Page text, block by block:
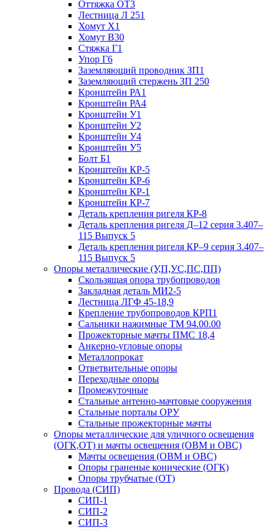
Оттяжка ОТ3
Лестница Л 251
Хомут Х1
Хомут В30
Стяжка Г1
Упор Г6
Заземляющий проводник ЗП1
Заземляющий стержень ЗП 250
Кронштейн РА1
Кронштейн РА4
Кронштейн У1
Кронштейн У2
Кронштейн У4
Кронштейн У5
Болт Б1
Кронштейн КР-5
Кронштейн КР-6
Кронштейн КР-1
Кронштейн КР-7
Деталь крепления ригеля КР‑8
Деталь крепления ригеля Д–12 серия 3.407–
115 Выпуск 5
Деталь крепления ригеля КР–9 серия 3.407–
115 Выпуск 5
Опоры металлические (У,П,УС,ПС,ПП)
Скользящая опора трубопроводов
Закладная деталь МИ2-5
Лестница ЛГФ 45-18,9
Крепление трубопроводов КРП1
Сальники нажимные ТМ 94.00.00
Прожекторные мачты ПМС 18,4
Анкерно-угловые опоры
Металлопрокат
Ответвительные опоры
Переходные опоры
Промежуточные
Стальные антенно-мачтовые сооружения
Стальные порталы ОРУ
Стальные прожекторные мачты
Опоры металлические для уличного освещения
(ОГК,ОТ) и мачты освещения (ОВМ и ОВС)
Мачты освещения (ОВМ и ОВС)
Опоры граненые конические (ОГК)
Опоры трубчатые (ОТ)
Провода (СИП)
СИП-1
СИП-2
СИП-3